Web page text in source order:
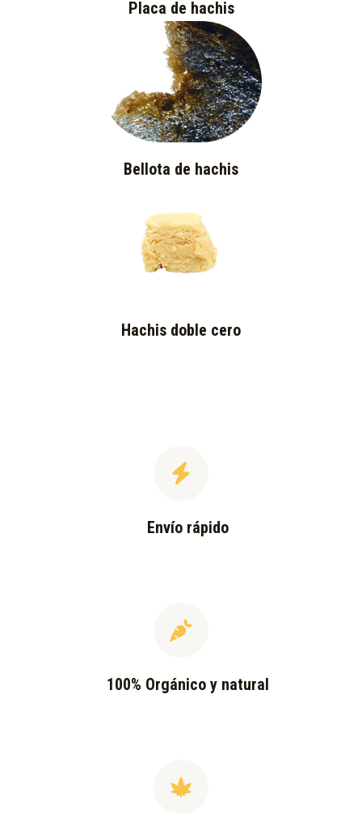
Placa de hachis
Bellota de hachis
Hachis doble cero
Envío rápido
100% Orgánico y natural